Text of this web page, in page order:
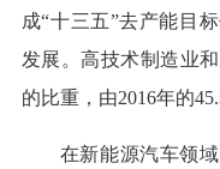
成“十三五”去产能目
发展。高技术制造业
的比重，由2016年的
在新能源汽车领